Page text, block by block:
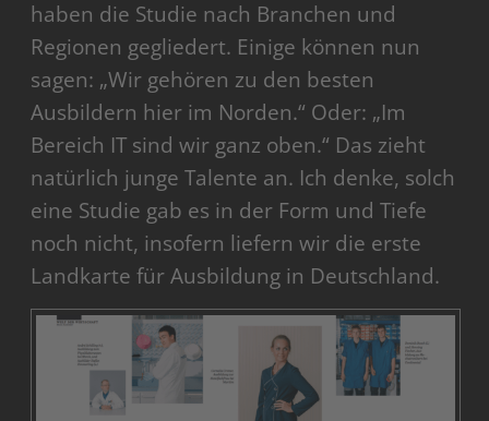
haben die Studie nach Branchen und
Regionen gegliedert. Einige können nun
sagen: „Wir gehören zu den besten
Ausbildern hier im Norden.“ Oder: „Im
Bereich IT sind wir ganz oben.“ Das zieht
natürlich junge Talente an. Ich denke, solch
eine Studie gab es in der Form und Tiefe
noch nicht, insofern liefern wir die erste
Landkarte für Ausbildung in Deutschland.